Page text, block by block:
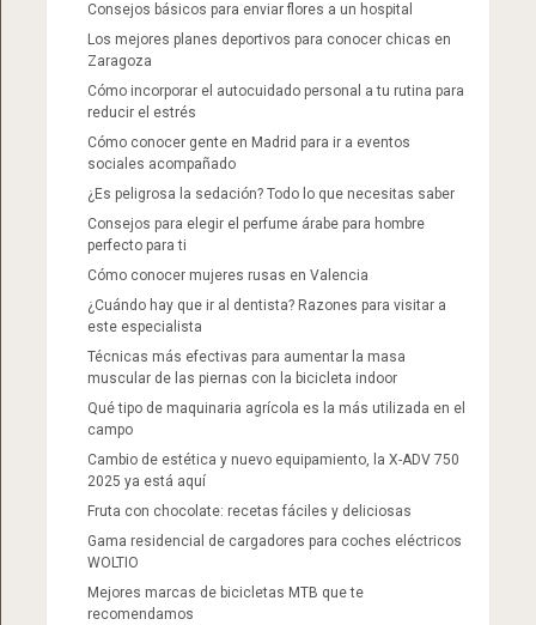
Consejos básicos para enviar flores a un hospital
Los mejores planes deportivos para conocer chicas en
Zaragoza
Cómo incorporar el autocuidado personal a tu rutina para
reducir el estrés
Cómo conocer gente en Madrid para ir a eventos
sociales acompañado
¿Es peligrosa la sedación? Todo lo que necesitas saber
Consejos para elegir el perfume árabe para hombre
perfecto para ti
Cómo conocer mujeres rusas en Valencia
¿Cuándo hay que ir al dentista? Razones para visitar a
este especialista
Técnicas más efectivas para aumentar la masa
muscular de las piernas con la bicicleta indoor
Qué tipo de maquinaria agrícola es la más utilizada en el
campo
Cambio de estética y nuevo equipamiento, la X-ADV 750
2025 ya está aquí
Fruta con chocolate: recetas fáciles y deliciosas
Gama residencial de cargadores para coches eléctricos
WOLTIO
Mejores marcas de bicicletas MTB que te
recomendamos